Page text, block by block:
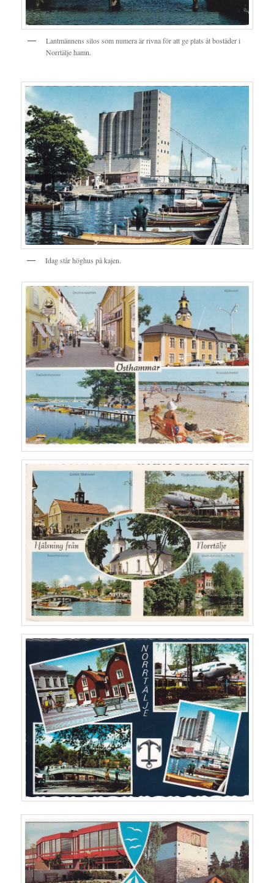
Lantmännens silos som numera är rivna för att ge plats åt bostäder i
Norrtälje hamn.
Idag står höghus på kajen.